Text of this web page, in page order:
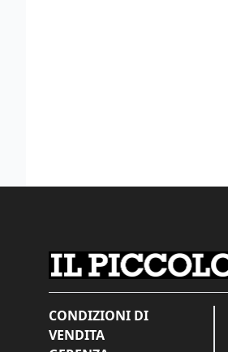
CONDIZIONI DI
VENDITA